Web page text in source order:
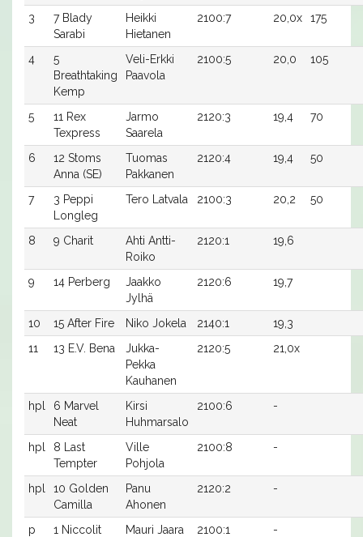
3
7 Blady
Sarabi
Heikki
Hietanen
2100:7 20,0x 175
4
5
Breathtaking
Kemp
Veli-Erkki
Paavola
2100:5 20,0 105
5
11 Rex
Texpress
Jarmo
Saarela
2120:3 19,4 70
6
12 Stoms
Anna (SE)
Tuomas
Pakkanen
2120:4 19,4 50
7
3 Peppi
Longleg
Tero Latvala 2100:3 20,2 50
8 9 Charit
Ahti Antti-
Roiko
2120:1 19,6
9 14 Perberg
Jaakko
Jylhä
2120:6 19,7
10 15 After Fire Niko Jokela 2140:1
19,3
11
13 E.V. Bena
Jukka-
Pekka
Kauhanen
2120:5 21,0x
hpl
6 Marvel
Neat
Kirsi
Huhmarsalo
2100:6 -
hpl
8 Last
Tempter
Ville
Pohjola
2100:8 -
hpl
10 Golden
Camilla
Panu
Ahonen
2120:2 -
p
1 Niccolit
Mauri Jaara 2100:1 -